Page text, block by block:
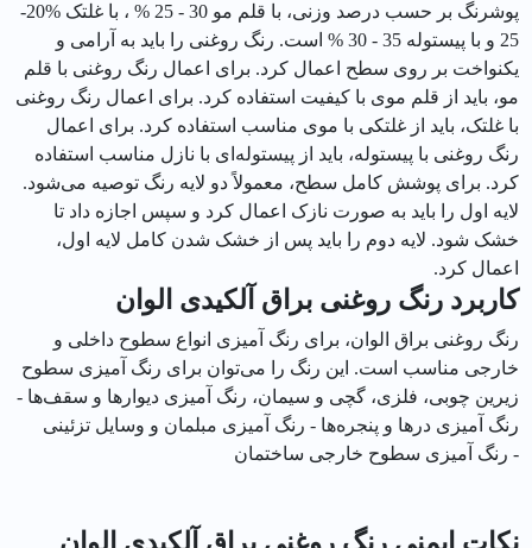
پوشرنگ بر حسب درصد وزنی، با قلم مو 30 - 25 % ، با غلتک %20-
25 و با پیستوله 35 - 30 % است. رنگ روغنی را باید به آرامی و
یکنواخت بر روی سطح اعمال کرد. برای اعمال رنگ روغنی با قلم
مو، باید از قلم موی با کیفیت استفاده کرد. برای اعمال رنگ روغنی
با غلتک، باید از غلتکی با موی مناسب استفاده کرد. برای اعمال
رنگ روغنی با پیستوله، باید از پیستوله‌ای با نازل مناسب استفاده
کرد. برای پوشش کامل سطح، معمولاً دو لایه رنگ توصیه می‌شود.
لایه اول را باید به صورت نازک اعمال کرد و سپس اجازه داد تا
خشک شود. لایه دوم را باید پس از خشک شدن کامل لایه اول،
اعمال کرد.
کاربرد رنگ روغنی براق آلکیدی الوان
رنگ روغنی براق الوان، برای رنگ آمیزی انواع سطوح داخلی و
خارجی مناسب است. این رنگ را می‌توان برای رنگ آمیزی سطوح
زیرین چوبی، فلزی، گچی و سیمان، رنگ آمیزی دیوارها و سقف‌ها -
رنگ آمیزی درها و پنجره‌ها - رنگ آمیزی مبلمان و وسایل تزئینی
- رنگ آمیزی سطوح خارجی ساختمان